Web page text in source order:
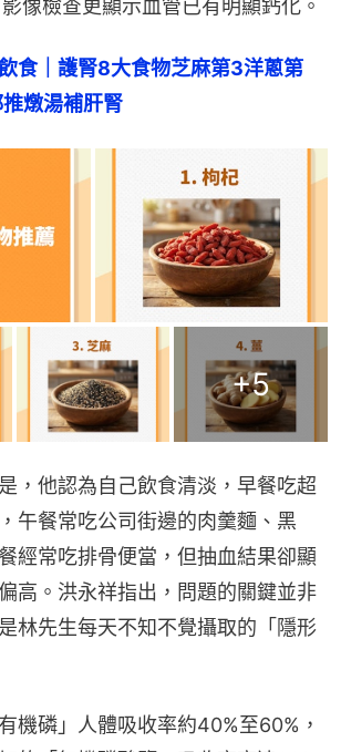
像檢查更顯示血管已有明顯鈣化。
食｜護腎8大食物芝麻第3洋蔥第
燉湯補肝腎
+5
，他認為自己飲食清淡，早餐吃超
午餐常吃公司街邊的肉羹麵、黑
經常吃排骨便當，但抽血結果卻顯
高。洪永祥指出，問題的關鍵並非
林先生每天不知不覺攝取的「隱形
機磷」人體吸收率約40%至60%，